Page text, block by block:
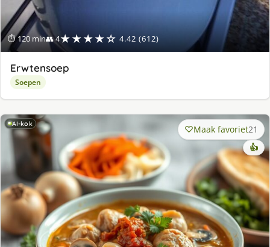
⏱ 120 min👥 4★★★★☆ 4.42 (612)
Erwtensoep
Soepen
AI-kok Maak favoriet21
👍